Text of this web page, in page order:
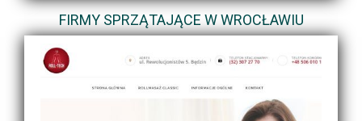
FIRMY SPRZĄTAJĄCE W WROCŁAWIU